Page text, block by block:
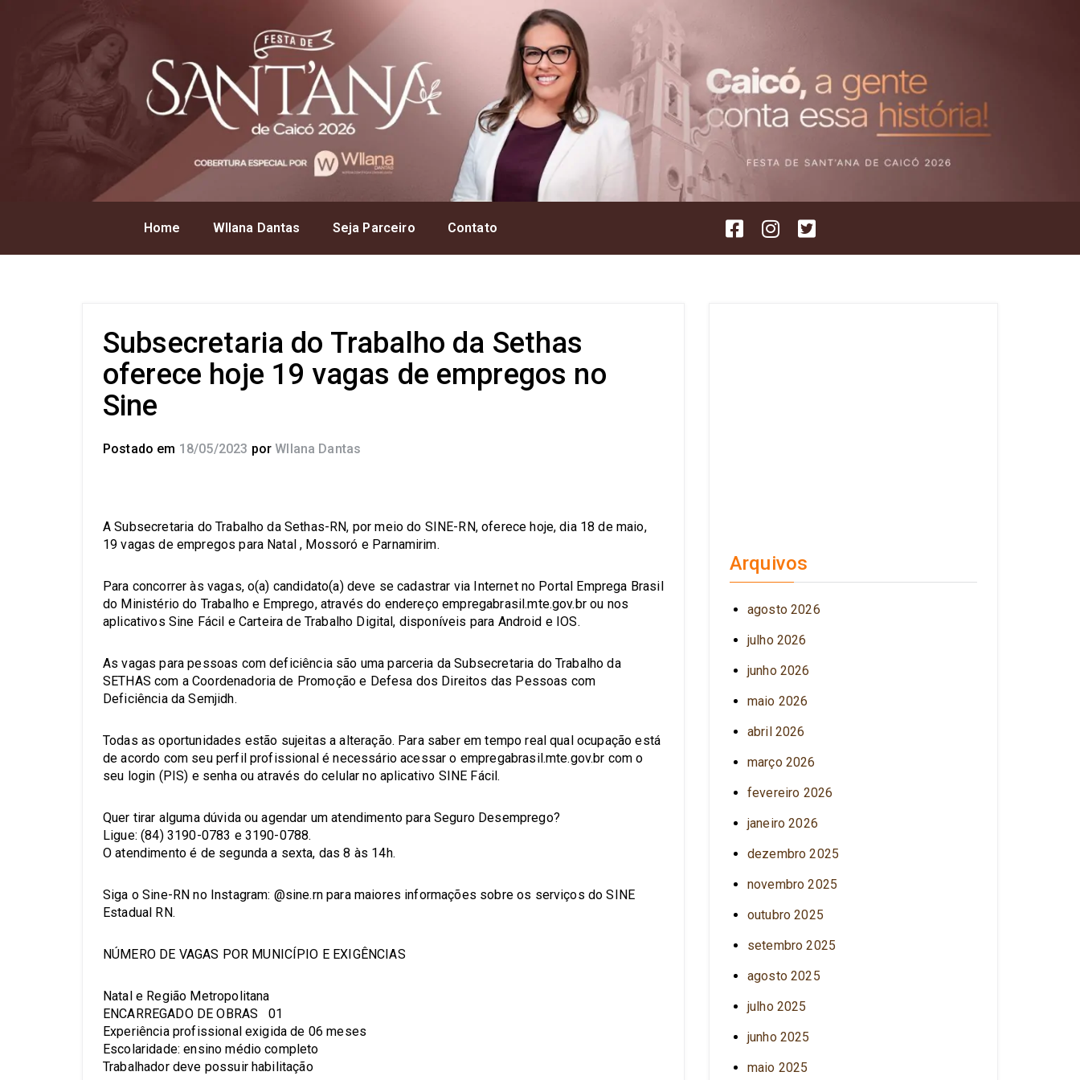
Home Wllana Dantas Seja Parceiro Contato
Subsecretaria do Trabalho da Sethas
oferece hoje 19 vagas de empregos no
Sine
Postado em 18/05/2023 por Wllana Dantas
A Subsecretaria do Trabalho da Sethas-RN, por meio do SINE-RN, oferece hoje, dia 18 de maio,
19 vagas de empregos para Natal , Mossoró e Parnamirim.
Para concorrer às vagas, o(a) candidato(a) deve se cadastrar via Internet no Portal Emprega Brasil
do Ministério do Trabalho e Emprego, através do endereço empregabrasil.mte.gov.br ou nos
aplicativos Sine Fácil e Carteira de Trabalho Digital, disponíveis para Android e IOS.
As vagas para pessoas com deficiência são uma parceria da Subsecretaria do Trabalho da
SETHAS com a Coordenadoria de Promoção e Defesa dos Direitos das Pessoas com
Deficiência da Semjidh.
Todas as oportunidades estão sujeitas a alteração. Para saber em tempo real qual ocupação está
de acordo com seu perfil profissional é necessário acessar o empregabrasil.mte.gov.br com o
seu login (PIS) e senha ou através do celular no aplicativo SINE Fácil.
Quer tirar alguma dúvida ou agendar um atendimento para Seguro Desemprego?
Ligue: (84) 3190-0783 e 3190-0788.
O atendimento é de segunda a sexta, das 8 às 14h.
Siga o Sine-RN no Instagram: @sine.rn para maiores informações sobre os serviços do SINE
Estadual RN.
NÚMERO DE VAGAS POR MUNICÍPIO E EXIGÊNCIAS
Natal e Região Metropolitana
ENCARREGADO DE OBRAS 01
Experiência profissional exigida de 06 meses
Escolaridade: ensino médio completo
Trabalhador deve possuir habilitação
Arquivos
agosto 2026
julho 2026
junho 2026
maio 2026
abril 2026
março 2026
fevereiro 2026
janeiro 2026
dezembro 2025
novembro 2025
outubro 2025
setembro 2025
agosto 2025
julho 2025
junho 2025
maio 2025